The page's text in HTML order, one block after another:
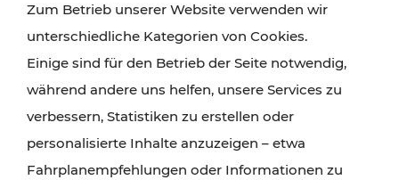
finden Sie hier im Überblick.
Zum Betrieb unserer Website verwenden wir
unterschiedliche Kategorien von Cookies.
Einige sind für den Betrieb der Seite notwendig,
während andere uns helfen, unsere Services zu
verbessern, Statistiken zu erstellen oder
personalisierte Inhalte anzuzeigen – etwa
Fahrplanempfehlungen oder Informationen zu